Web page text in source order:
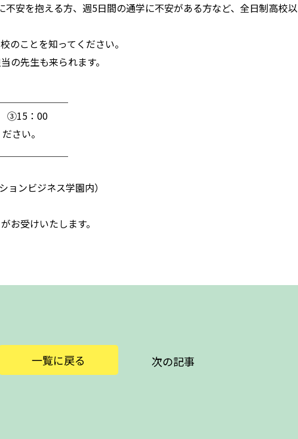
安を抱える方、週5日間の通学に不安がある方など、全日制高校以
のことを知ってください。
の先生も来られます。
③15：00
さい。
ンビジネス学園内）
お受けいたします。
一覧に戻る 次の記事